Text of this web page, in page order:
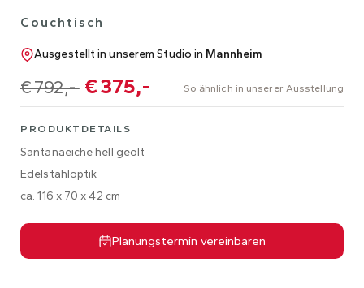
Couchtisch
Ausgestellt in unserem Studio in Mannheim
€ 792,- € 375,- So ähnlich in unserer Ausstellung
PRODUKTDETAILS
Santanaeiche hell geölt
Edelstahloptik
ca. 116 x 70 x 42 cm
Planungstermin vereinbaren